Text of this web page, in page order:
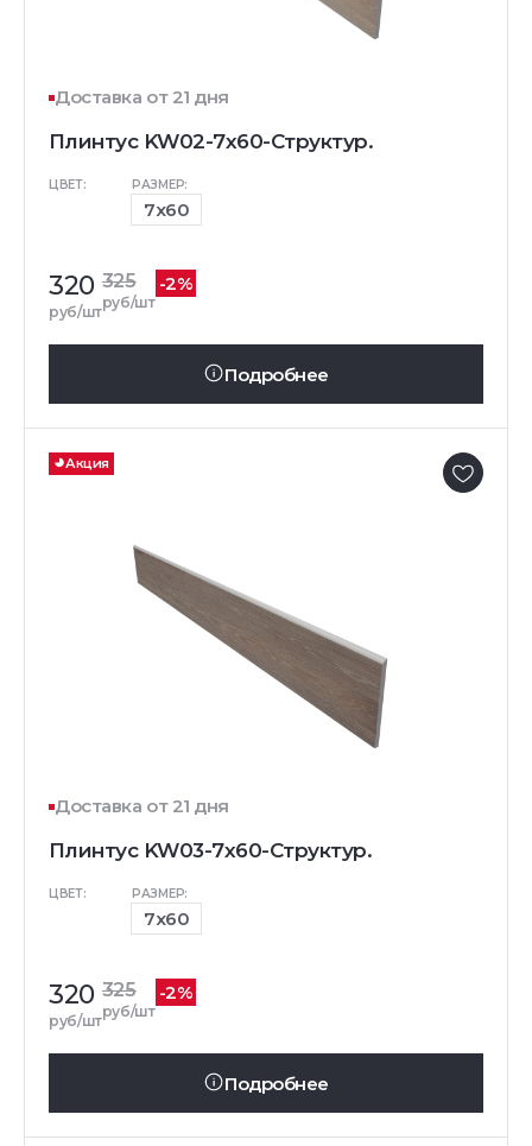
Доставка от 21 дня
Плинтус KW02-7x60-Структур.
ЦВЕТ: РАЗМЕР:
7x60
320
руб/шт
325
руб/шт
-2%
Подробнее
Акция
Доставка от 21 дня
Плинтус KW03-7x60-Структур.
ЦВЕТ: РАЗМЕР:
7x60
320
руб/шт
325
руб/шт
-2%
Подробнее